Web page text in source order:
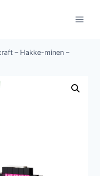
– Hakke-minen –